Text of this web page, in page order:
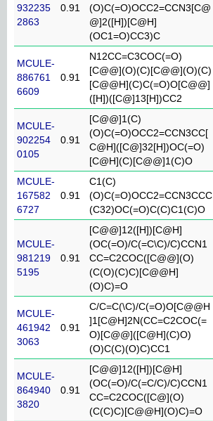
932235
2863
0.91
(O)C(=O)OCC2=CCN3[C@
@]2([H])[C@H]
(OC1=O)CC3)C
MCULE-
886761
6609
0.91
N12CC=C3COC(=O)
[C@@](O)(C)[C@@](O)(C)
[C@@H](C)C(=O)O[C@@]
([H])([C@]13[H])CC2
MCULE-
902254
0105
0.91
[C@@]1(C)
(O)C(=O)OCC2=CCN3CC[
C@H]([C@]32[H])OC(=O)
[C@H](C)[C@@]1(C)O
MCULE-
167582
6727
0.91
C1(C)
(O)C(=O)OCC2=CCN3CCC
(C32)OC(=O)C(C)C1(C)O
MCULE-
981219
5195
0.91
[C@@]12([H])[C@H]
(OC(=O)/C(=C\C)/C)CCN1
CC=C2COC([C@@](O)
(C(O)(C)C)[C@@H]
(O)C)=O
MCULE-
461942
3063
0.91
C/C=C(\C)/C(=O)O[C@@H
]1[C@H]2N(CC=C2COC(=
O)[C@@]([C@H](C)O)
(O)C(C)(O)C)CC1
MCULE-
864940
3820
0.91
[C@@]12([H])[C@H]
(OC(=O)/C(=C/C)/C)CCN1
CC=C2COC([C@](O)
(C(C)C)[C@@H](O)C)=O